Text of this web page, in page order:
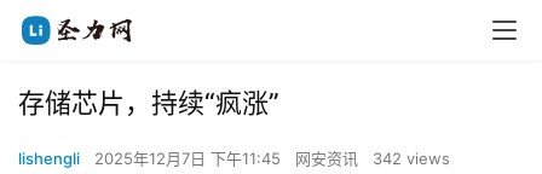
存储芯片，持续“疯涨”
lishengli 2025年12月7日 下午11:45 网安资讯 342 views